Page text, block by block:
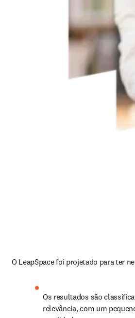
O LeapSpace foi projetado para ter
Os resultados são
relevância, com um